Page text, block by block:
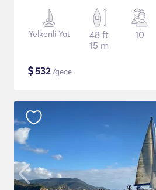
Yelkenli Yat
48 ft
15 m
10
$532/gece